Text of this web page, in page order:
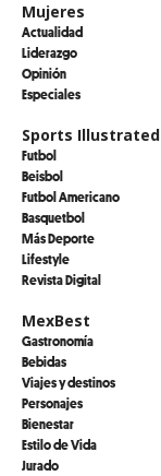
Mujeres
Actualidad
Liderazgo
Opinión
Especiales
Sports Illustrated
Futbol
Beisbol
Futbol Americano
Basquetbol
Más Deporte
Lifestyle
Revista Digital
MexBest
Gastronomía
Bebidas
Viajes y destinos
Personajes
Bienestar
Estilo de Vida
Jurado